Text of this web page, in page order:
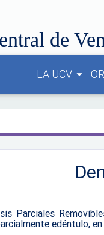
de
LA UCV arrow_drop_down
Parciales
edéntulo,